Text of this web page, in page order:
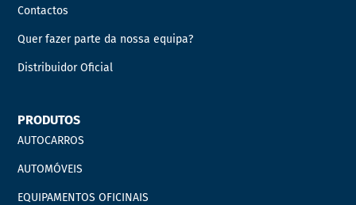
Contactos
Quer fazer parte da nossa equipa?
Distribuidor Oficial
PRODUTOS
AUTOCARROS
AUTOMÓVEIS
EQUIPAMENTOS OFICINAIS